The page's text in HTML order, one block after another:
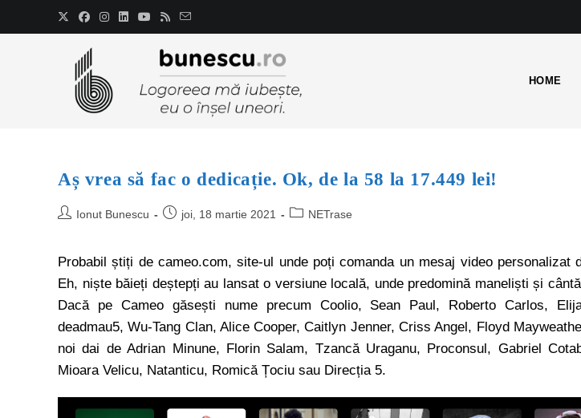
HOME
Aș vrea să fac o dedicație. Ok, de la 58 la 17.449 lei!
Ionut Bunescu joi, 18 martie 2021 NETrase
Probabil știți de cameo.com, site-ul unde poți comanda un mesaj video personalizat
Eh, niște băieți deștepți au lansat o versiune locală, unde predomină maneliști și
Dacă pe Cameo găsești nume precum Coolio, Sean Paul, Roberto Carlos,
deadmau5, Wu-Tang Clan, Alice Cooper, Caitlyn Jenner, Criss Angel, Floyd
noi dai de Adrian Minune, Florin Salam, Tzancă Uraganu, Proconsul, Gabriel
Mioara Velicu, Natanticu, Romică Țociu sau Direcția 5.